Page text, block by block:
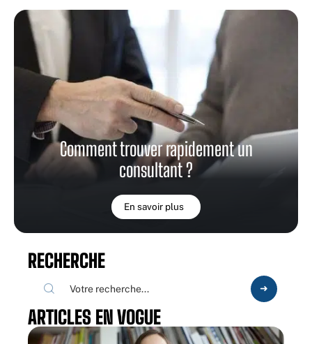
Comment trouver rapidement un
consultant ?
En savoir plus
RECHERCHE
ARTICLES EN VOGUE